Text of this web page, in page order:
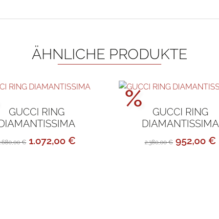
ÄHNLICHE PRODUKTE
GUCCI RING
€ Ursprünglicher
1.072,00 €Aktueller
%
GUCCI RING
DIAMANTISSIMA
2.380,00€ 952,00 €